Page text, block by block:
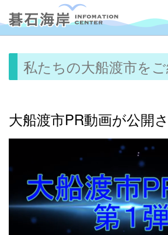
私たちの大船渡市をご
大船渡市PR動画が公開